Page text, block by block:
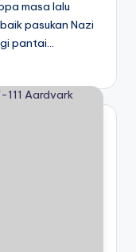
masa lalu
pasukan Nazi
pantai…